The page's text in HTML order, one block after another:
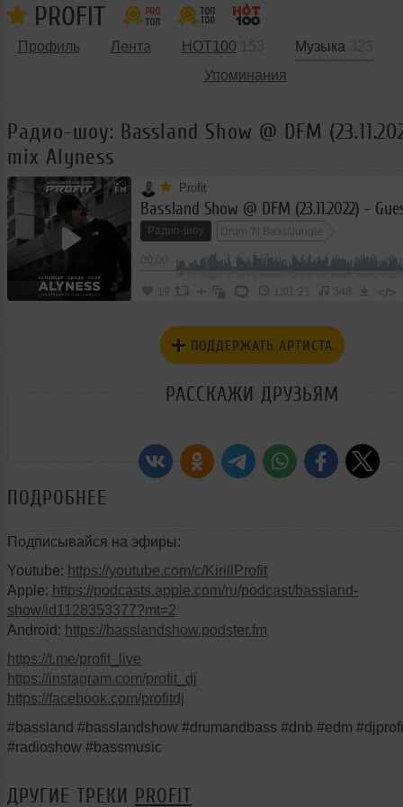
PROFIT
Профиль Лента HOT100 Музыка
Упоминания
Радио-шоу: Bassland Show @ DFM
mix Alyness
Profit
Радио-шоу Drum 'N Bass/Jungle
19 1:01:21 348 </>
ПОДДЕРЖАТЬ АРТИСТА
РАССКАЖИ ДРУЗЬЯМ
ПОДРОБНЕЕ
Подписывайся на эфиры:
Youtube: https://youtube.com/c/KirillProfit
Apple: https://podcasts.apple.com/ru/podcast/bassland-
show/id1128353377?mt=2
Android: https://basslandshow.podster.fm
https://t.me/profit_live
https://instagram.com/profit_dj
https://facebook.com/profitdj
#bassland #basslandshow #drumandbass #dnb #edm
#radioshow #bassmusic
ДРУГИЕ ТРЕКИ PROFIT